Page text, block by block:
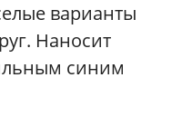
варианты
Наносит
синим